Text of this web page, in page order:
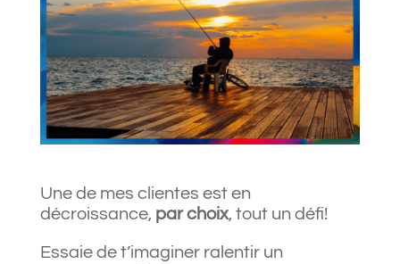
Une de mes clientes est en
décroissance, par choix, tout un défi!
Essaie de t’imaginer ralentir un